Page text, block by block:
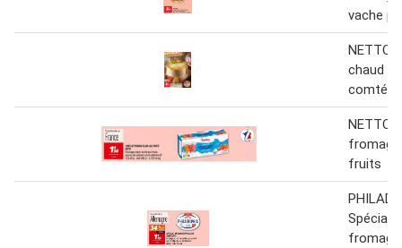
vache
NETTO
chaud
comté
NETTO
fromage
fruits